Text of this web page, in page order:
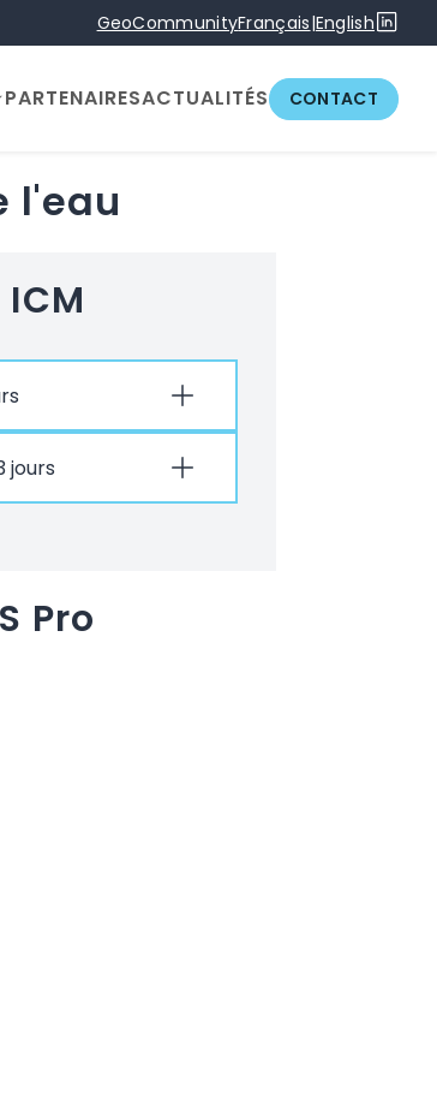
GeoCommunityFrançais|English
PARTENAIRESACTUALITÉS CONTACT
l'eau
jours
Pro